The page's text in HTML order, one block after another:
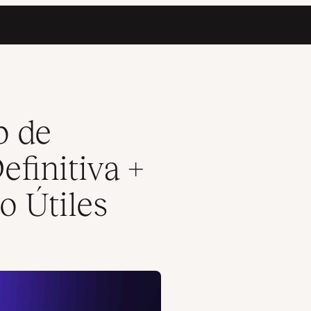
de Código Útiles
de
+
Útiles